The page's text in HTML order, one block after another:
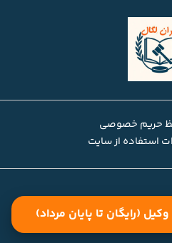
حریم خصوصی
استفاده از سایت
سریع
(رایگان تا پایان مرداد)